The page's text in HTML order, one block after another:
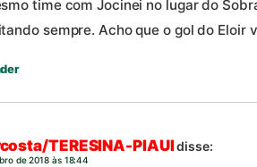
time com Jocinei no lugar do
sempre. Acho que o gol do Eloir
TERESINA-PIAUIdisse:
de 2018 às 18:44